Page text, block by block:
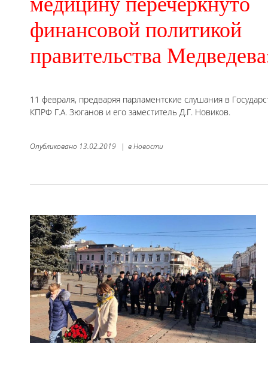
финансовой политикой
правительства
11 февраля, предваряя парламентские слушания в
КПРФ Г.А. Зюганов и его заместитель Д.Г. Новиков.
Опубликовано 13.02.2019 | вНовости